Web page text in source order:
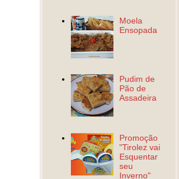
Moela
Ensopada
Pudim de
Pão de
Assadeira
Promoção
"Tirolez vai
Esquentar
seu
Inverno"